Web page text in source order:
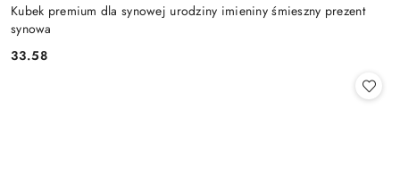
Kubek premium dla synowej urodziny imieniny śmieszny prezent
synowa
Cena:
33.58